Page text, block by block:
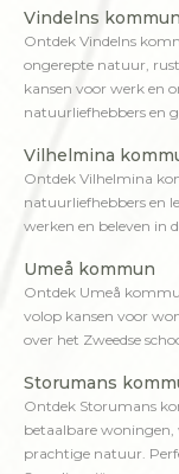
Vindelns kommun
Ontdek Vindelns
ongerepte natuur,
kansen voor werk en
natuurliefhebbers en
Vilhelmina
Ontdek Vilhelmina
natuurliefhebbers en
werken en beleven in
Umeå kommun
Ontdek Umeå
volop kansen voor
over het Zweedse
Storumans
Ontdek Storumans
betaalbare woningen,
prachtige natuur.